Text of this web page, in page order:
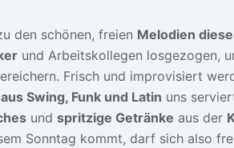
den schönen, freien Melodien
und Arbeitskollegen losgezogen,
Frisch und improvisiert
Swing, Funk und Latin uns
und spritzige Getränke aus der
Sonntag kommt, darf sich also